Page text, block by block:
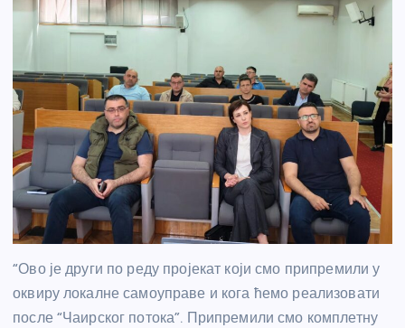
“Ово је други по реду пројекат који смо припремили у
оквиру локалне самоуправе и кога ћемо реализовати
после “Чаирског потока”. Припремили смо комплетну